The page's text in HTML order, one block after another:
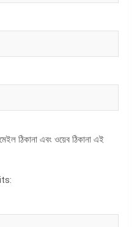
ঠিকানা এবং ওয়েব ঠিকানা এই